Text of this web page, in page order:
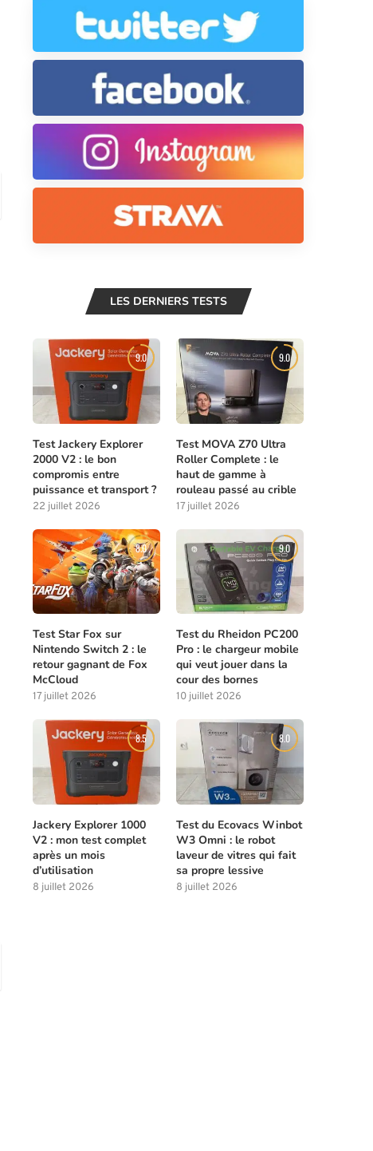
LES DERNIERS TESTS
9.0
Test Jackery Explorer
2000 V2 : le bon
compromis entre
puissance et transport ?
22 juillet 2026
9.0
Test MOVA Z70 Ultra
Roller Complete : le
haut de gamme à
rouleau passé au crible
17 juillet 2026
8.0
Test Star Fox sur
Nintendo Switch 2 : le
retour gagnant de Fox
McCloud
17 juillet 2026
9.0
Test du Rheidon PC200
Pro : le chargeur mobile
qui veut jouer dans la
cour des bornes
10 juillet 2026
8.5
Jackery Explorer 1000
V2 : mon test complet
après un mois
d’utilisation
8 juillet 2026
8.0
Test du Ecovacs Winbot
W3 Omni : le robot
laveur de vitres qui fait
sa propre lessive
8 juillet 2026